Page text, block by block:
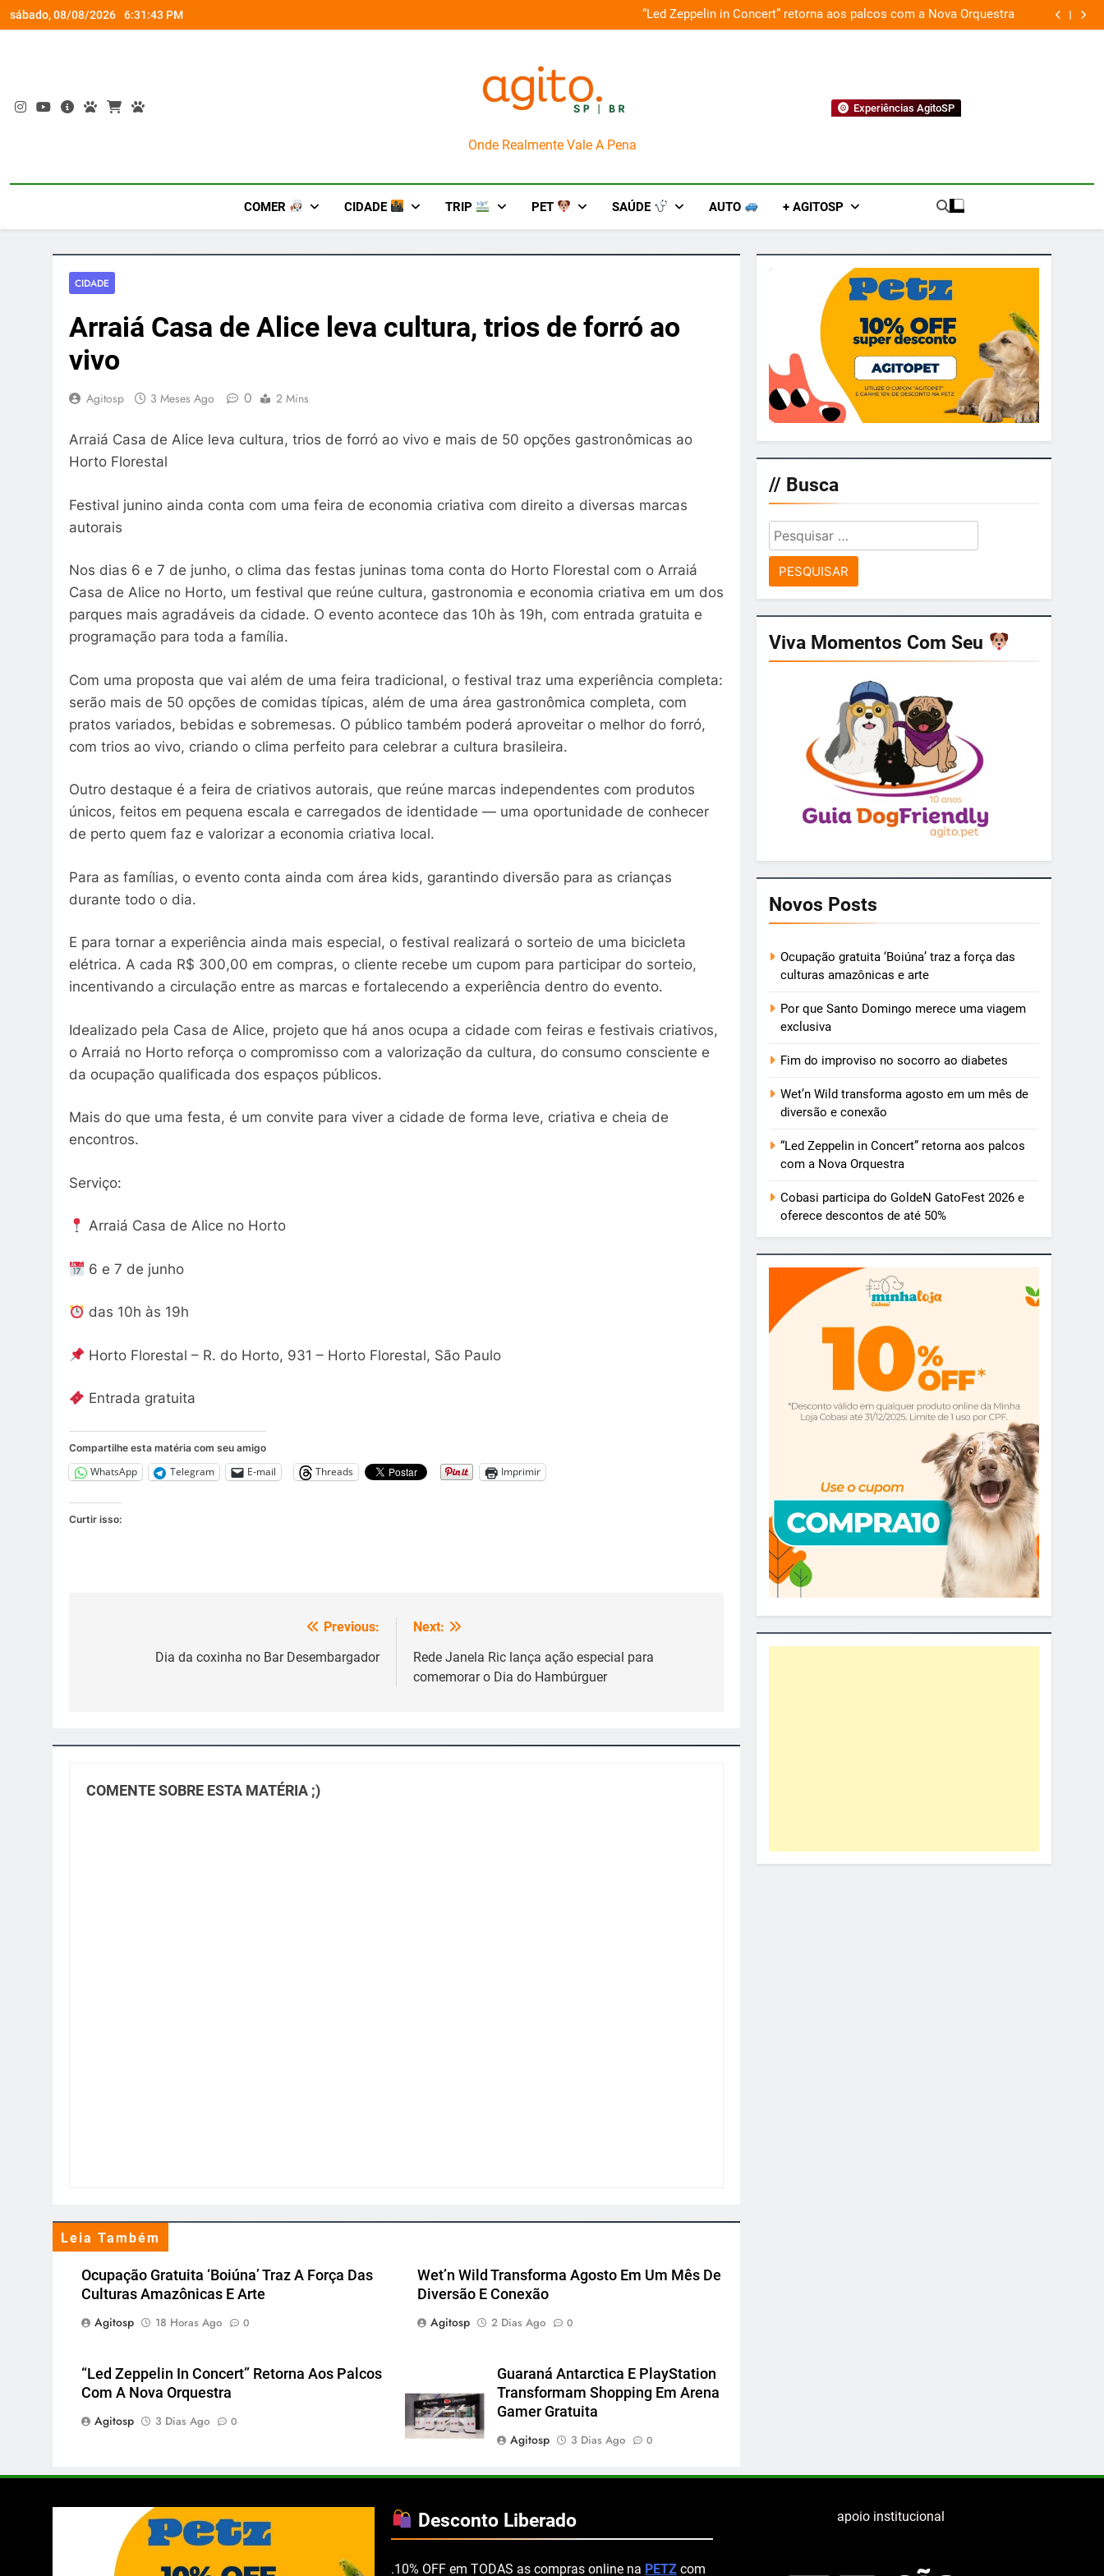
Skip
to
sábado, 08/08/2026 6:31:44 PM
ao diabetes “Led Zeppelin in Concert” retorna aos palcos com a Nova Orquestra Cobasi
AgitoSP
Onde Realmente Vale A Pena
Experiências AgitoSP
COMER CIDADE TRIP PET SAÚDE AUTO + AGITOSP
CIDADE
Arraiá Casa de Alice leva cultura, trios de forró ao
vivo
Agitosp 3 Meses Ago 0 2 Mins
Arraiá Casa de Alice leva cultura, trios de forró ao vivo e mais de 50 opções gastronômicas ao
Horto Florestal
Festival junino ainda conta com uma feira de economia criativa com direito a diversas marcas
autorais
Nos dias 6 e 7 de junho, o clima das festas juninas toma conta do Horto Florestal com o Arraiá
Casa de Alice no Horto, um festival que reúne cultura, gastronomia e economia criativa em um dos
parques mais agradáveis da cidade. O evento acontece das 10h às 19h, com entrada gratuita e
programação para toda a família.
Com uma proposta que vai além de uma feira tradicional, o festival traz uma experiência completa:
serão mais de 50 opções de comidas típicas, além de uma área gastronômica completa, com
pratos variados, bebidas e sobremesas. O público também poderá aproveitar o melhor do forró,
com trios ao vivo, criando o clima perfeito para celebrar a cultura brasileira.
Outro destaque é a feira de criativos autorais, que reúne marcas independentes com produtos
únicos, feitos em pequena escala e carregados de identidade — uma oportunidade de conhecer
de perto quem faz e valorizar a economia criativa local.
Para as famílias, o evento conta ainda com área kids, garantindo diversão para as crianças
durante todo o dia.
E para tornar a experiência ainda mais especial, o festival realizará o sorteio de uma bicicleta
elétrica. A cada R$ 300,00 em compras, o cliente recebe um cupom para participar do sorteio,
incentivando a circulação entre as marcas e fortalecendo a experiência dentro do evento.
Idealizado pela Casa de Alice, projeto que há anos ocupa a cidade com feiras e festivais criativos,
o Arraiá no Horto reforça o compromisso com a valorização da cultura, do consumo consciente e
da ocupação qualificada dos espaços públicos.
Mais do que uma festa, é um convite para viver a cidade de forma leve, criativa e cheia de
encontros.
Serviço:
Arraiá Casa de Alice no Horto
6 e 7 de junho
das 10h às 19h
Horto Florestal – R. do Horto, 931 – Horto Florestal, São Paulo
Entrada gratuita
Compartilhe esta matéria com seu amigo
WhatsApp Telegram E-mail Threads Imprimir
Curtir isso:
Previous:
Dia da coxinha no Bar Desembargador
Next:
Rede Janela Ric lança ação especial para
comemorar o Dia do Hambúrguer
COMENTE SOBRE ESTA MATÉRIA ;)
Leia Também
Ocupação Gratuita ‘Boiúna’ Traz A Força Das
Culturas Amazônicas E Arte
Agitosp
18 Horas Ago 0
Wet’n Wild Transforma Agosto Em Um Mês De
Diversão E Conexão
Agitosp
2 Dias Ago 0
“Led Zeppelin In Concert” Retorna Aos Palcos
Com A Nova Orquestra
Agitosp
3 Dias Ago 0
Guaraná Antarctica E PlayStation
Transformam Shopping Em Arena
Gamer Gratuita
Agitosp
3 Dias Ago 0
// Busca
Pesquisar
por:
Viva Momentos Com Seu
Novos Posts
Ocupação gratuita ‘Boiúna’ traz a força das
culturas amazônicas e arte
Por que Santo Domingo merece uma viagem
exclusiva
Fim do improviso no socorro ao diabetes
Wet’n Wild transforma agosto em um mês de
diversão e conexão
“Led Zeppelin in Concert” retorna aos palcos
com a Nova Orquestra
Cobasi participa do GoldeN GatoFest 2026 e
oferece descontos de até 50%
Desconto Liberado
.10% OFF em TODAS as compras online na PETZ com
apoio institucional